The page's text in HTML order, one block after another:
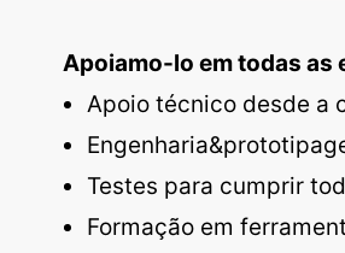
Apoiamo-lo em todas as
Apoio técnico desde a
Testes para cumprir
Formação em